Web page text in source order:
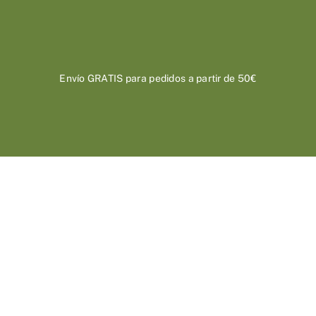
Envío GRATIS para pedidos a partir de 50€